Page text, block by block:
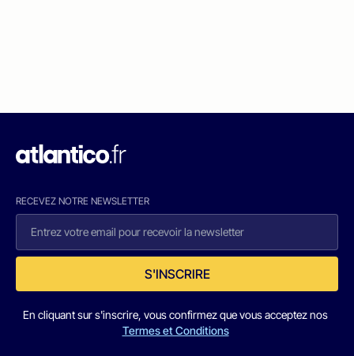
RECEVEZ NOTRE NEWSLETTER
S'INSCRIRE
En cliquant sur s'inscrire, vous confirmez que vous acceptez nos
Termes et Conditions